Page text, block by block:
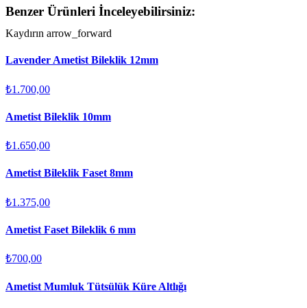
Benzer Ürünleri İnceleyebilirsiniz:
Kaydırın arrow_forward
Lavender Ametist Bileklik 12mm
₺1.700,00
Ametist Bileklik 10mm
₺1.650,00
Ametist Bileklik Faset 8mm
₺1.375,00
Ametist Faset Bileklik 6 mm
₺700,00
Ametist Mumluk Tütsülük Küre Altlığı